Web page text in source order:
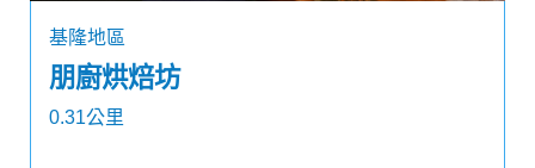
基隆地區
朋廚烘焙坊
0.31公里